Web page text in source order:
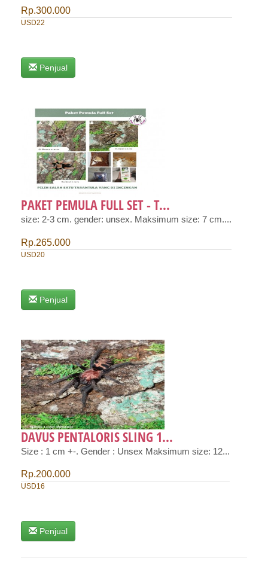
Rp.300.000
USD22
Penjual
PAKET PEMULA FULL SET - T...
size: 2-3 cm. gender: unsex. Maksimum size: 7 cm....
Rp.265.000
USD20
Penjual
DAVUS PENTALORIS SLING 1...
Size : 1 cm +-. Gender : Unsex Maksimum size: 12...
Rp.200.000
USD16
Penjual